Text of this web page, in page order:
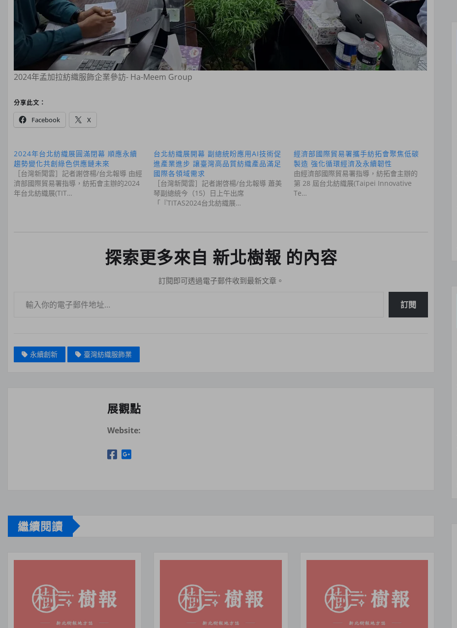
2024年孟加拉紡織服飾企業參訪- Ha-Meem Group
分享此文：
Facebook X
2024年台北紡織展圓滿閉幕 順應永續
趨勢變化共創綠色供應鏈未來
［台灣新聞雲］記者謝啓楊/台北報導 由經
濟部國際貿易署指導，紡拓會主辦的2024
年台北紡織展(TIT…
台北紡織展開幕 副總統盼應用AI技術促
進產業進步 讓臺灣高品質紡織產品滿足
國際各領域需求
［台灣新聞雲］記者謝啓楊/台北報導 蕭美
琴副總統今（15）日上午出席
「『TITAS2024台北紡織展…
經濟部國際貿易署攜手紡拓會聚焦低碳
製造 強化循環經濟及永續韌性
由經濟部國際貿易署指導，紡拓會主辦的
第 28 屆台北紡織展(Taipei Innovative
Te…
探索更多來自 新北樹報 的內容
訂閱即可透過電子郵件收到最新文章。
訂閱
永續創新 臺灣紡織服飾業
展觀點
Website:
繼續閱讀